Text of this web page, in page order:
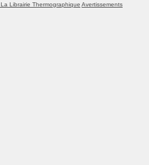
Librairie Thermographique Avertissements